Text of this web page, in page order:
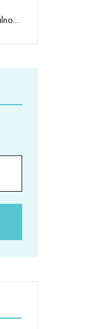
Odlični načini da maksimalno iskoristite male prostore